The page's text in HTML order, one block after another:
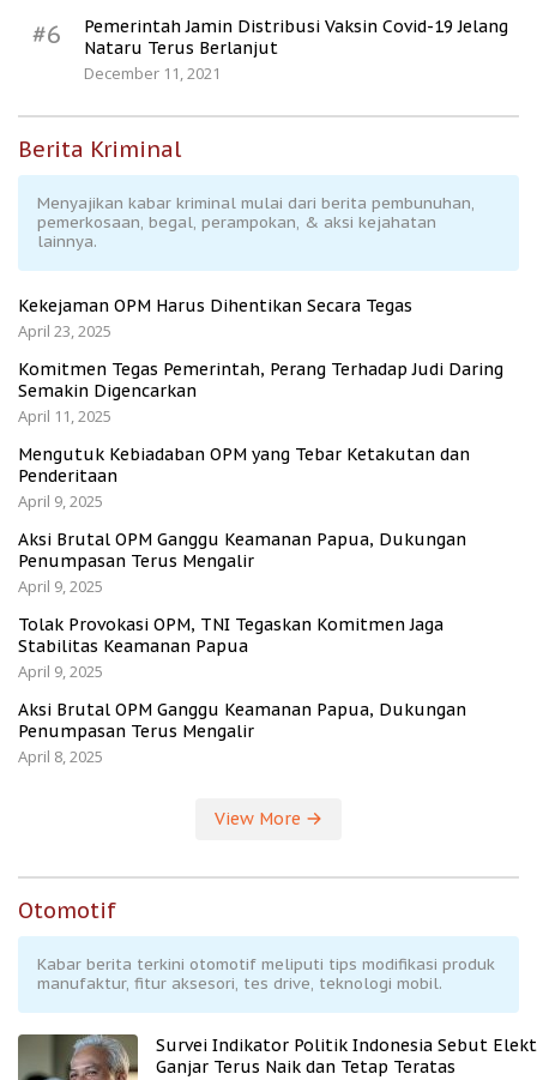
#6
Pemerintah Jamin Distribusi Vaksin Covid-19 Jelang
Nataru Terus Berlanjut
December 11, 2021
Berita Kriminal
Menyajikan kabar kriminal mulai dari berita pembunuhan,
pemerkosaan, begal, perampokan, & aksi kejahatan
lainnya.
Kekejaman OPM Harus Dihentikan Secara Tegas
April 23, 2025
Komitmen Tegas Pemerintah, Perang Terhadap Judi Daring
Semakin Digencarkan
April 11, 2025
Mengutuk Kebiadaban OPM yang Tebar Ketakutan dan
Penderitaan
April 9, 2025
Aksi Brutal OPM Ganggu Keamanan Papua, Dukungan
Penumpasan Terus Mengalir
April 9, 2025
Tolak Provokasi OPM, TNI Tegaskan Komitmen Jaga
Stabilitas Keamanan Papua
April 9, 2025
Aksi Brutal OPM Ganggu Keamanan Papua, Dukungan
Penumpasan Terus Mengalir
April 8, 2025
View More
Otomotif
Kabar berita terkini otomotif meliputi tips modifikasi produk
manufaktur, fitur aksesori, tes drive, teknologi mobil.
Survei Indikator Politik Indonesia Sebut
Ganjar Terus Naik dan Tetap Teratas